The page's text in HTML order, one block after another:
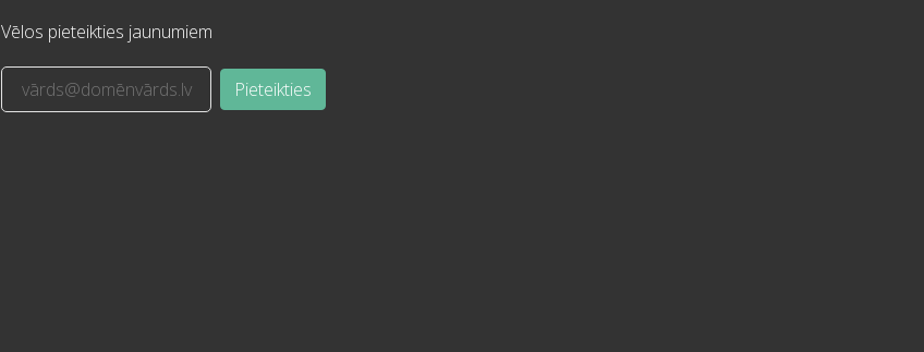
Vēlos pieteikties jaunumiem
Pieteikties